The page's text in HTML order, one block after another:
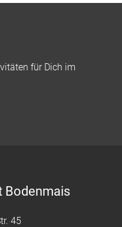
für Dich im
Bodenmais
45